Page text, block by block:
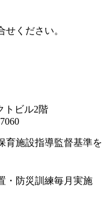
ください。
トビル2階
育施設指導監督基準を
・防災訓練毎月実施